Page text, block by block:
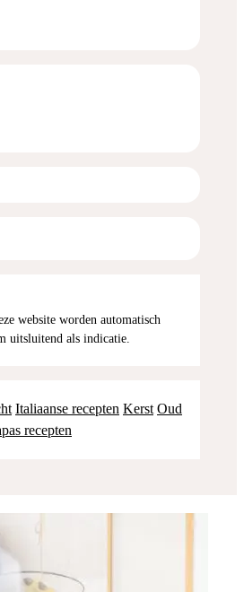
uitsluitend als indicatie.
Italiaanse recepten Kerst Oud
recepten